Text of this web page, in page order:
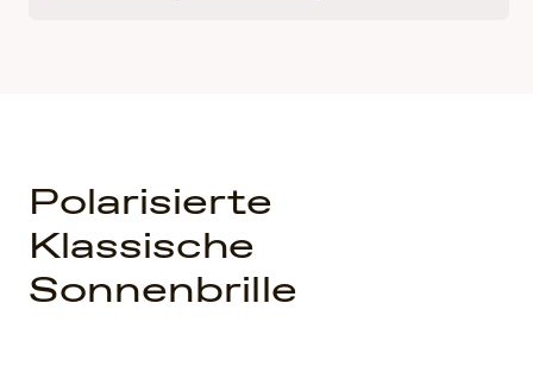
Polarisierte
Klassische
Sonnenbrille